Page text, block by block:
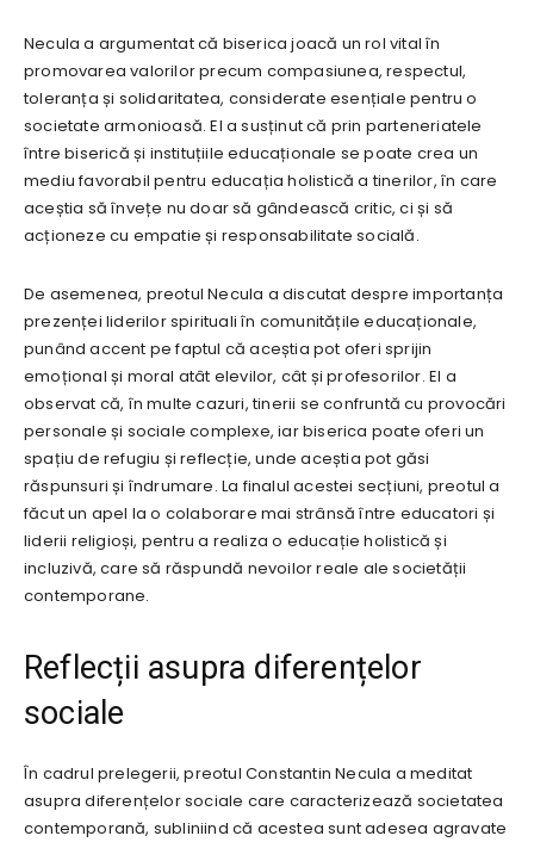
Necula a argumentat că biserica joacă un rol vital în
promovarea valorilor precum compasiunea, respectul,
toleranța și solidaritatea, considerate esențiale pentru o
societate armonioasă. El a susținut că prin parteneriatele
între biserică și instituțiile educaționale se poate crea un
mediu favorabil pentru educația holistică a tinerilor, în care
aceștia să învețe nu doar să gândească critic, ci și să
acționeze cu empatie și responsabilitate socială.
De asemenea, preotul Necula a discutat despre importanța
prezenței liderilor spirituali în comunitățile educaționale,
punând accent pe faptul că aceștia pot oferi sprijin
emoțional și moral atât elevilor, cât și profesorilor. El a
observat că, în multe cazuri, tinerii se confruntă cu provocări
personale și sociale complexe, iar biserica poate oferi un
spațiu de refugiu și reflecție, unde aceștia pot găsi
răspunsuri și îndrumare. La finalul acestei secțiuni, preotul a
făcut un apel la o colaborare mai strânsă între educatori și
liderii religioși, pentru a realiza o educație holistică și
incluzivă, care să răspundă nevoilor reale ale societății
contemporane.
Reflecții asupra diferențelor
sociale
În cadrul prelegerii, preotul Constantin Necula a meditat
asupra diferențelor sociale care caracterizează societatea
contemporană, subliniind că acestea sunt adesea agravate